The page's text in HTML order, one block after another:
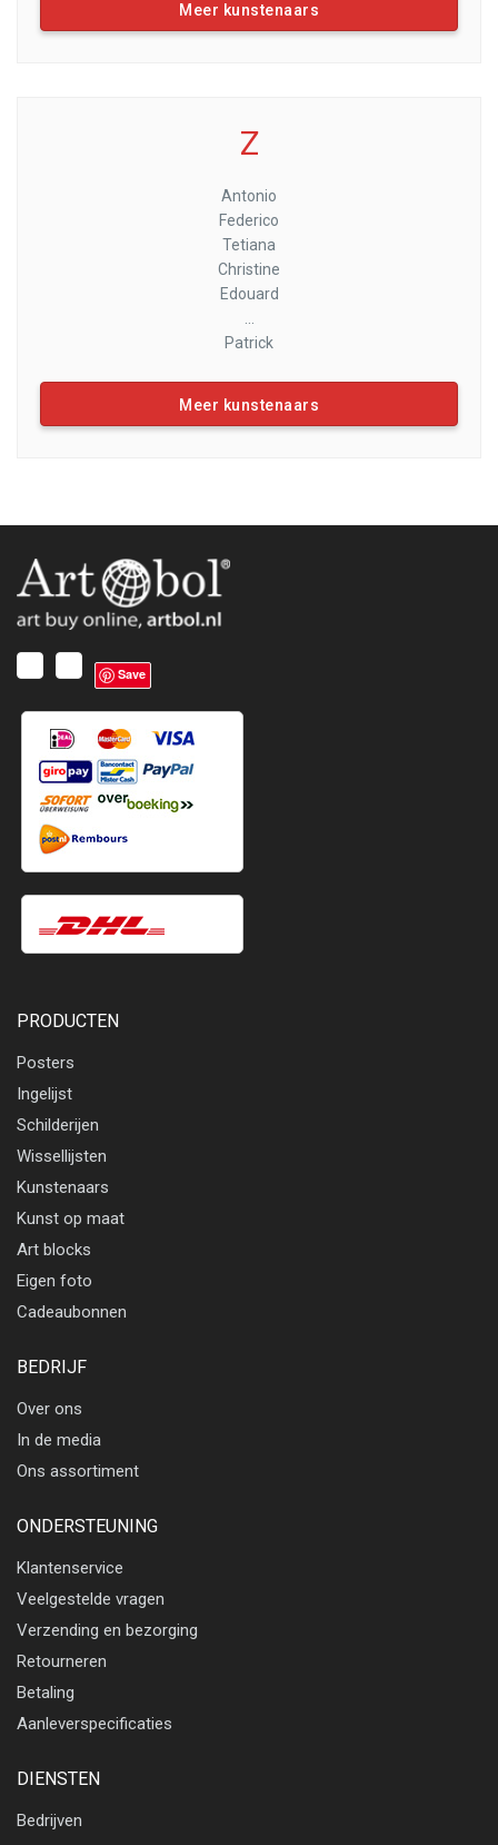
Meer kunstenaars
Z
Antonio
Federico
Tetiana
Christine
Edouard
Patrick
Meer kunstenaars
Save
PRODUCTEN
Posters
Ingelijst
Schilderijen
Wissellijsten
Kunstenaars
Kunst op maat
Art blocks
Eigen foto
Cadeaubonnen
BEDRIJF
Over ons
In de media
Ons assortiment
ONDERSTEUNING
Klantenservice
Veelgestelde vragen
Verzending en bezorging
Retourneren
Betaling
Aanleverspecificaties
DIENSTEN
Bedrijven